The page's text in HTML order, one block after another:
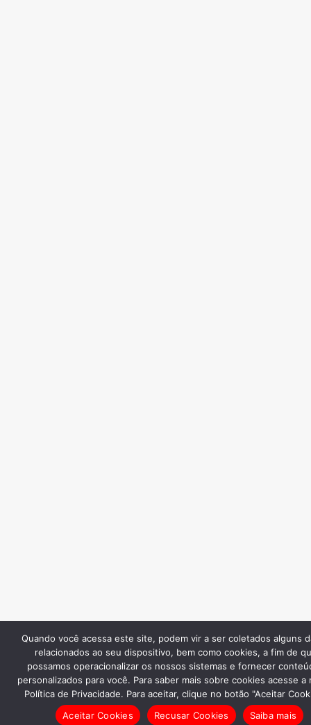
Quando você acessa este site, podem vir a ser coletados alguns
relacionados ao seu dispositivo, bem como cookies, a fim de
possamos operacionalizar os nossos sistemas e fornecer
personalizados para você. Para saber mais sobre cookies acesse a
Política de Privacidade. Para aceitar, clique no botão "Aceitar
Aceitar Cookies
Recusar Cookies Saiba mais